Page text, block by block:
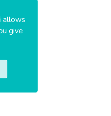
allows
give